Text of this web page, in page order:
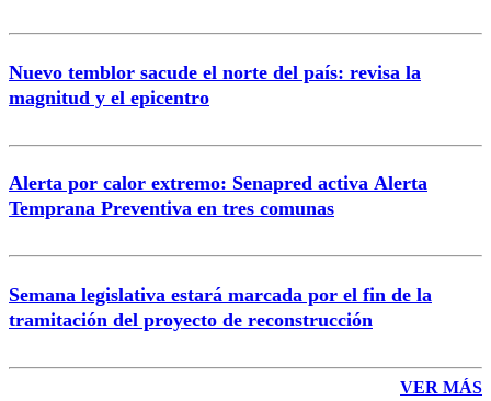
Nuevo temblor sacude el norte del país: revisa la
magnitud y el epicentro
Alerta por calor extremo: Senapred activa Alerta
Temprana Preventiva en tres comunas
Semana legislativa estará marcada por el fin de la
tramitación del proyecto de reconstrucción
VER MÁS